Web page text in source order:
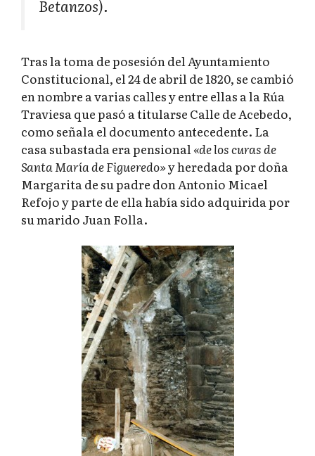
Betanzos).
Tras la toma de posesión del Ayuntamiento
Constitucional, el 24 de abril de 1820, se cambió
en nombre a varias calles y entre ellas a la Rúa
Traviesa que pasó a titularse Calle de Acebedo,
como señala el documento antecedente. La
casa subastada era pensional «de los curas de
Santa María de Figueredo»y heredada por doña
Margarita de su padre don Antonio Micael
Refojo y parte de ella había sido adquirida por
su marido Juan Folla.